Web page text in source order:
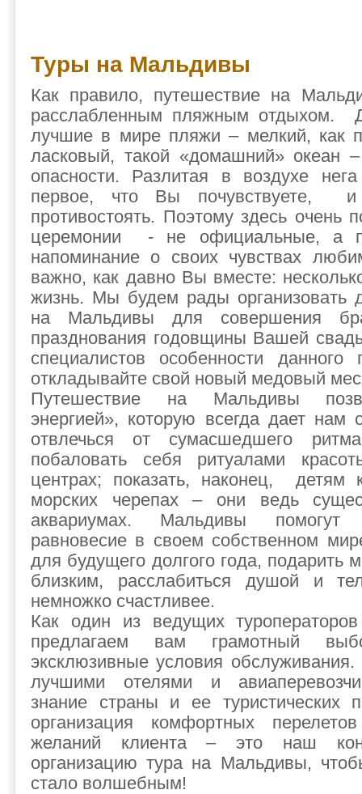
Туры на Мальдивы
Как правило, путешествие на
расслабленным пляжным отдыхом.
лучшие в мире пляжи – мелкий, как
ласковый, такой «домашний» океан
опасности. Разлитая в воздухе
первое, что Вы почувствуете, и
противостоять. Поэтому здесь очень
церемонии - не официальные, а
напоминание о своих чувствах
важно, как давно Вы вместе:
жизнь. Мы будем рады организовать
на Мальдивы для совершения
празднования годовщины Вашей
специалистов особенности
откладывайте свой новый медовый
Путешествие на Мальдивы
энергией», которую всегда дает нам
отвлечься от сумасшедшего
побаловать себя ритуалами
центрах; показать, наконец, детям
морских черепах – они ведь
аквариумах. Мальдивы помогут
равновесие в своем собственном
для будущего долгого года, подарить
близким, расслабиться душой и
немножко счастливее.
Как один из ведущих
предлагаем вам грамотный
эксклюзивные условия
лучшими отелями и
знание страны и ее туристических
организация комфортных
желаний клиента – это наш
организацию тура на Мальдивы,
стало волшебным!